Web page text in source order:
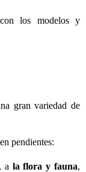
los modelos y
gran variedad de
pendientes:
a la flora y fauna,